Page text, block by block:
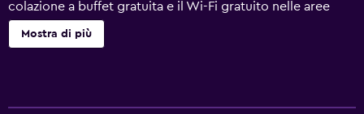
colazione a buffet gratuita e il Wi-Fi gratuito nelle aree
comuni. Altri servizi includono parcheggio (a pagamento),
trattamenti spa e un business center. Il cambio degli
Mostra di più